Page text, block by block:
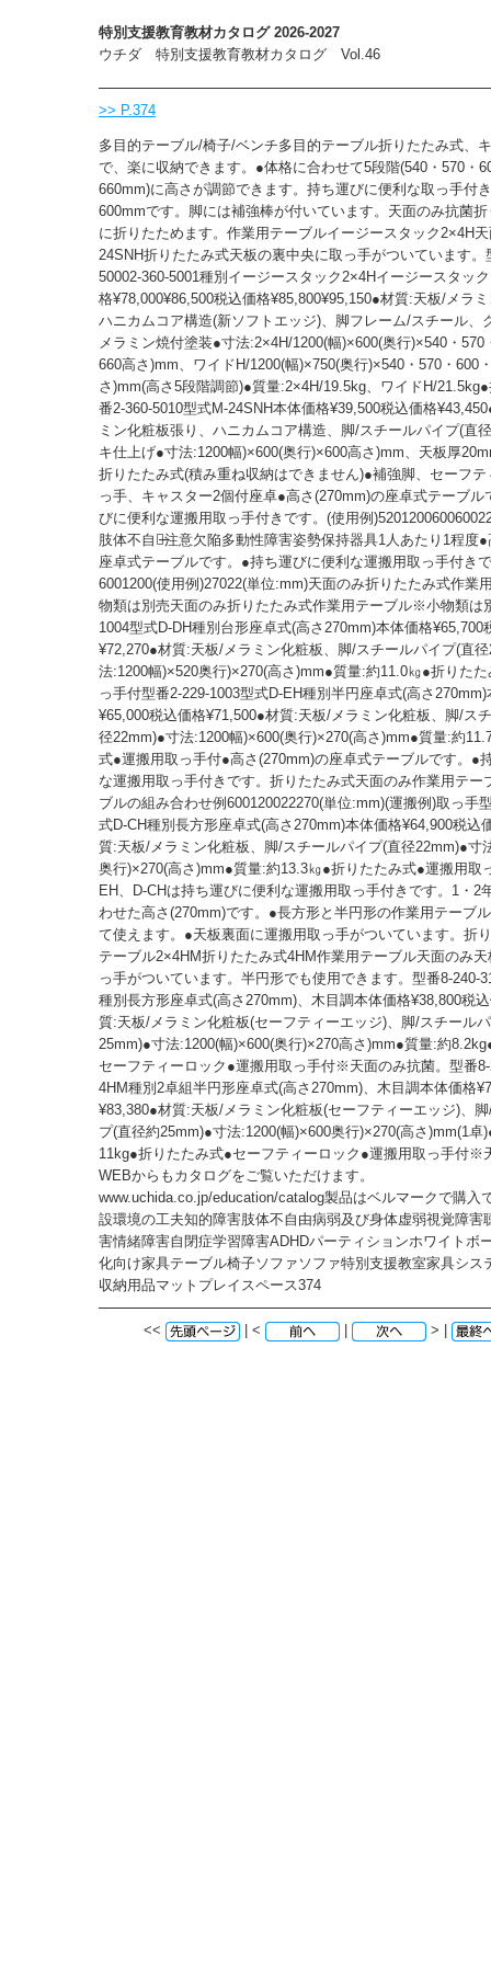
特別支援教育教材カタログ 2026-2027
ウチダ 特別支援教育教材カタログ Vol.46
>> P.374
多目的テーブル/椅子/ベンチ多目的テーブル折りたたみ式、
で、楽に収納できます。●体格に合わせて5段階(540・570・
660mm)に高さが調節できます。持ち運びに便利な取っ手付
600mmです。脚には補強棒が付いています。天面のみ抗菌
に折りたためます。作業用テーブルイージースタック2×4H
24SNH折りたたみ式天板の裏中央に取っ手がついています。
50002-360-5001種別イージースタック2×4Hイージースタッ
格¥78,000¥86,500税込価格¥85,800¥95,150●材質:天板/メラ
ハニカムコア構造(新ソフトエッジ)、脚フレーム/スチール、
メラミン焼付塗装●寸法:2×4H/1200(幅)×600(奥行)×540・570
660高さ)mm、ワイドH/1200(幅)×750(奥行)×540・570・600
さ)mm(高さ5段階調節)●質量:2×4H/19.5kg、ワイドH/
番2-360-5010型式M-24SNH本体価格¥39,500税込価格
ミン化粧板張り、ハニカムコア構造、脚/スチールパイプ(直
キ仕上げ●寸法:1200幅)×600(奥行)×600高さ)mm、天板厚
折りたたみ式(積み重ね収納はできません)●補強脚、セーフ
っ手、キャスター2個付座卓●高さ(270mm)の座卓式テーブル
びに便利な運搬用取っ手付きです。(使用例
肢体不自由̶注意欠陥多動性障害姿勢保持器具1人あたり1程度
座卓式テーブルです。●持ち運びに便利な運搬用取っ手付き
6001200(使用例)27022(単位:mm)天面のみ折りたたみ式作業
物類は別売天面のみ折りたたみ式作業用テーブル※小物類は
1004型式D-DH種別台形座卓式(高さ270mm)本体価格¥65,700
¥72,270●材質:天板/メラミン化粧板、脚/スチールパイプ(直
法:1200幅)×520奥行)×270(高さ)mm●質量:約11.0㎏●折りた
っ手付型番2-229-1003型式D-EH種別半円座卓式(高さ
¥65,000税込価格¥71,500●材質:天板/メラミン化粧板、脚/ス
径22mm)●寸法:1200幅)×600(奥行)×270(高さ)mm●質量:約
式●運搬用取っ手付●高さ(270mm)の座卓式テーブルです。●
な運搬用取っ手付きです。折りたたみ式天面のみ作業用テー
ブルの組み合わせ例600120022270(単位:mm)(運搬例)取っ手
式D-CH種別長方形座卓式(高さ270mm)本体価格¥64,900税込
質:天板/メラミン化粧板、脚/スチールパイプ(直径22mm)●寸
奥行)×270(高さ)mm●質量:約13.3㎏●折りたたみ式●運搬用取
EH、D-CHは持ち運びに便利な運搬用取っ手付きです。1・2
わせた高さ(270mm)です。●長方形と半円形の作業用テーブ
て使えます。●天板裏面に運搬用取っ手がついています。折
テーブル2×4HM折りたたみ式4HM作業用テーブル天面のみ
っ手がついています。半円形でも使用できます。型番8-240-
種別長方形座卓式(高さ270mm)、木目調本体価格¥38,800税
質:天板/メラミン化粧板(セーフティーエッジ)、脚/スチール
25mm)●寸法:1200(幅)×600(奥行)×270高さ)mm●質量:約
セーフティーロック●運搬用取っ手付※天面のみ抗菌。型番
4HM種別2卓組半円形座卓式(高さ270mm)、木目調本体価格
¥83,380●材質:天板/メラミン化粧板(セーフティーエッジ)、
プ(直径約25mm)●寸法:1200(幅)×600奥行)×270(高さ)mm(1卓
11kg●折りたたみ式●セーフティーロック●運搬用取っ手付※
WEBからもカタログをご覧いただけます。
www.uchida.co.jp/education/catalog製品はベルマークで購入
設環境の工夫知的障害肢体不自由病弱及び身体虚弱視覚障害
害情緒障害自閉症学習障害ADHDパーティションホワイトボ
化向け家具テーブル椅子ソファソファ特別支援教室家具シス
収納用品マットプレイスペース374
<< | < | > |